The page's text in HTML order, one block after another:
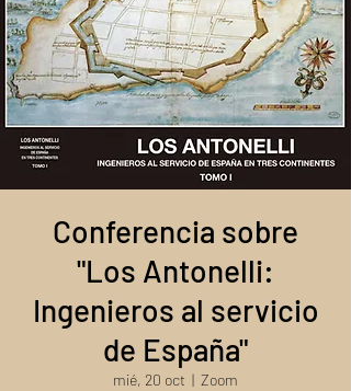
Conferencia sobre
"Los Antonelli:
Ingenieros al servicio
de España"
mié, 20 oct
  |
Zoom